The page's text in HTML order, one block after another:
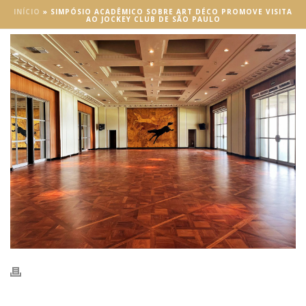
INÍCIO » SIMPÓSIO ACADÊMICO SOBRE ART DÉCO PROMOVE VISITA
AO JOCKEY CLUB DE SÃO PAULO